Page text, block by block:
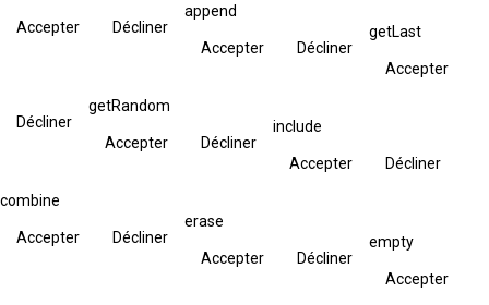
Accepter Décliner
append
Accepter Décliner
getLast
Accepter
Décliner
getRandom
Accepter Décliner
include
Accepter Décliner
combine
Accepter Décliner
erase
Accepter Décliner
empty
Accepter